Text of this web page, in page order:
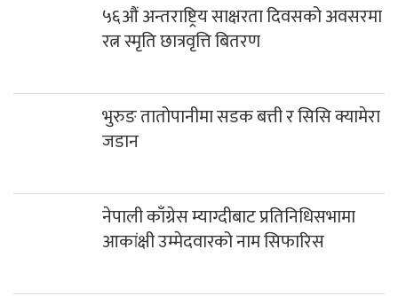
५६औं अन्तराष्ट्रिय साक्षरता दिवसको अवसरमा
रत्न स्मृति छात्रवृत्ति बितरण
भुरुङ तातोपानीमा सडक बत्ती र सिसि क्यामेरा
जडान
नेपाली काँग्रेस म्याग्दीबाट प्रतिनिधिसभामा
आकांक्षी उम्मेदवारको नाम सिफारिस